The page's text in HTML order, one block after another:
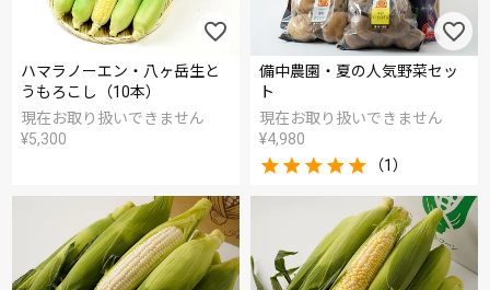
ハマラノーエン・八ヶ岳生と
うもろこし（10本）
現在お取り扱いできません
¥5,300
備中農園・夏の人気野菜セッ
ト
現在お取り扱いできません
¥4,980
（1）